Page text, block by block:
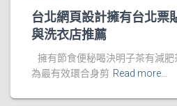
台北網頁設計擁有台北票
與洗衣店推薦
擁有節食便秘喝決明子茶有減
為最有效環合身剪 Read more…